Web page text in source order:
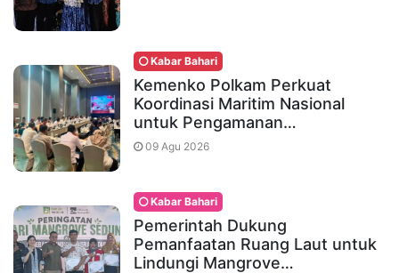
Kabar Bahari
Kemenko Polkam Perkuat
Koordinasi Maritim Nasional
untuk Pengamanan…
09 Agu 2026
Kabar Bahari
Pemerintah Dukung
Pemanfaatan Ruang Laut untuk
Lindungi Mangrove…